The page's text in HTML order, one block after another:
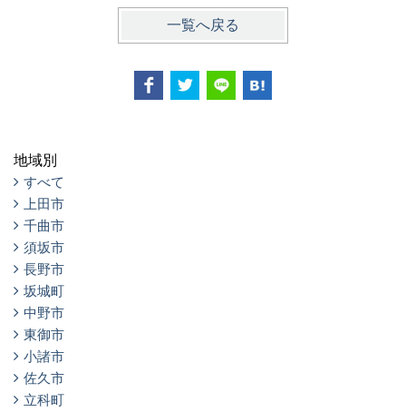
一覧へ戻る
地域別
すべて
上田市
千曲市
須坂市
長野市
坂城町
中野市
東御市
小諸市
佐久市
立科町